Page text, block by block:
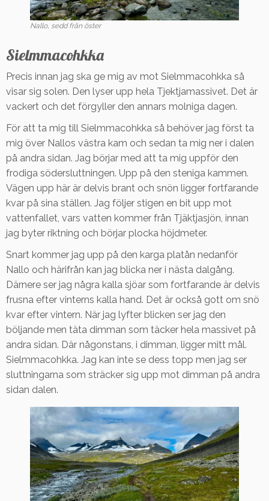
Nallo, sedd från öster
Sielmmacohkka
Precis innan jag ska ge mig av mot Sielmmacohkka så
visar sig solen. Den lyser upp hela Tjektjamassivet. Det är
vackert och det förgyller den annars molniga dagen.
För att ta mig till Sielmmacohkka så behöver jag först ta
mig över Nallos västra kam och sedan ta mig ner i dalen
på andra sidan. Jag börjar med att ta mig uppför den
frodiga södersluttningen. Upp på den steniga kammen.
Vägen upp här är delvis brant och snön ligger fortfarande
kvar på sina ställen. Jag följer stigen en bit upp mot
vattenfallet, vars vatten kommer från Tjäktjasjön, innan
jag byter riktning och börjar plocka höjdmeter.
Snart kommer jag upp på den karga platån nedanför
Nallo och härifrån kan jag blicka ner i nästa dalgång.
Därnere ser jag några kalla sjöar som fortfarande är delvis
frusna efter vinterns kalla hand. Det är också gott om snö
kvar efter vintern. När jag lyfter blicken ser jag den
böljande men täta dimman som täcker hela massivet på
andra sidan. Där någonstans, i dimman, ligger mitt mål.
Sielmmacohkka. Jag kan inte se dess topp men jag ser
sluttningarna som sträcker sig upp mot dimman på andra
sidan dalen.